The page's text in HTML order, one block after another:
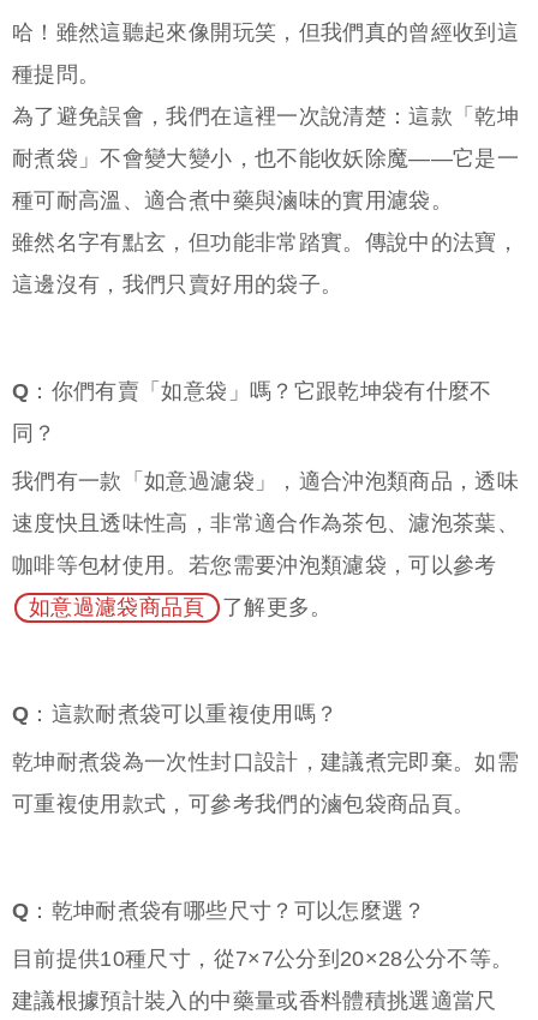
哈！雖然這聽起來像開玩笑，但我們真的曾經收到這
種提問。
為了避免誤會，我們在這裡一次說清楚：這款「乾坤
耐煮袋」不會變大變小，也不能收妖除魔——它是一
種可耐高溫、適合煮中藥與滷味的實用濾袋。
雖然名字有點玄，但功能非常踏實。傳說中的法寶，
這邊沒有，我們只賣好用的袋子。
Q：你們有賣「如意袋」嗎？它跟乾坤袋有什麼不
同？
我們有一款「如意過濾袋」，適合沖泡類商品，透味
速度快且透味性高，非常適合作為茶包、濾泡茶葉、
咖啡等包材使用。若您需要沖泡類濾袋，可以參考
如意過濾袋商品頁
了解更多。
Q：這款耐煮袋可以重複使用嗎？
乾坤耐煮袋為一次性封口設計，建議煮完即棄。如需
可重複使用款式，可參考我們的滷包袋商品頁。
Q：乾坤耐煮袋有哪些尺寸？可以怎麼選？
目前提供10種尺寸，從7×7公分到20×28公分不等。
建議根據預計裝入的中藥量或香料體積挑選適當尺